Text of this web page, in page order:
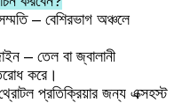
– বেশিরভাগ অঞ্চলে
– তেল বা জ্বালানী
করে।
প্রতিক্রিয়ার জন্য এক্সহস্ট